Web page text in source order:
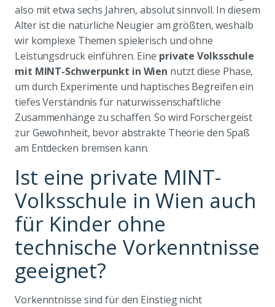
also mit etwa sechs Jahren, absolut sinnvoll. In diesem
Alter ist die natürliche Neugier am größten, weshalb
wir komplexe Themen spielerisch und ohne
Leistungsdruck einführen. Eine private Volksschule
mit MINT-Schwerpunkt in Wien nutzt diese Phase,
um durch Experimente und haptisches Begreifen ein
tiefes Verständnis für naturwissenschaftliche
Zusammenhänge zu schaffen. So wird Forschergeist
zur Gewohnheit, bevor abstrakte Theorie den Spaß
am Entdecken bremsen kann.
Ist eine private MINT-
Volksschule in Wien auch
für Kinder ohne
technische Vorkenntnisse
geeignet?
Vorkenntnisse sind für den Einstieg nicht